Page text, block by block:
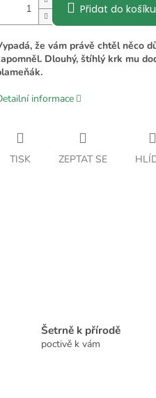
Přidat do košíku
že vám právě chtěl něco
Dlouhý, štíhlý krk mu
informace
TISK ZEPTAT SE
Šetrně k přírodě
poctivě k vám